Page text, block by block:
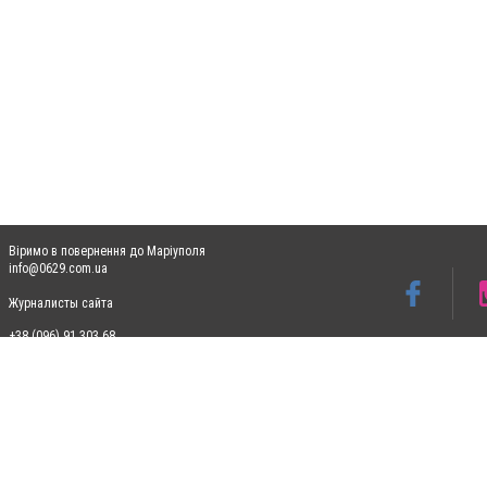
Віримо в повернення до Маріуполя
info@0629.com.ua
Журналисты сайта
+38 (096) 91 303 68